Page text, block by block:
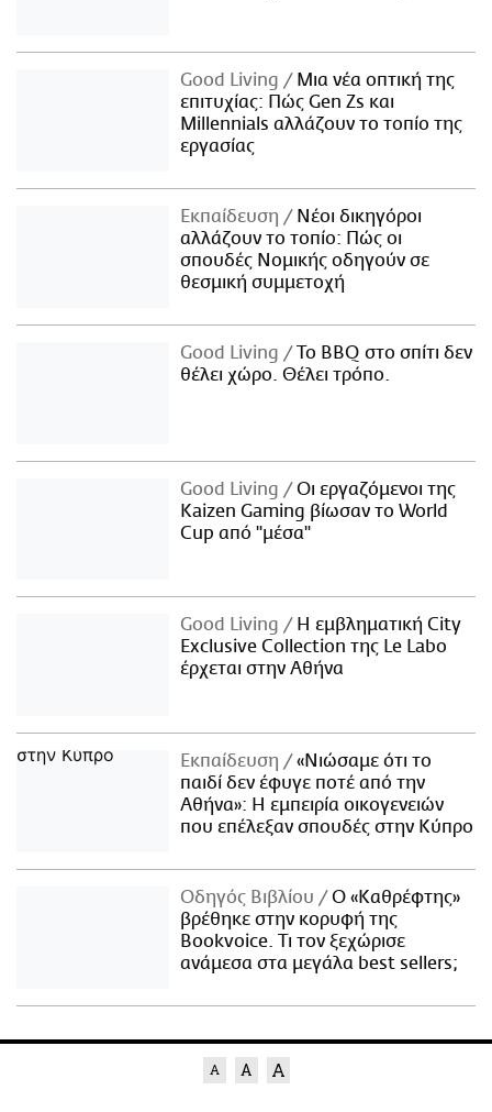
Good Living
Μια νέα οπτική της
επιτυχίας: Πώς Gen Zs και
Millennials αλλάζουν το τοπίο της
εργασίας
Εκπαίδευση
Νέοι δικηγόροι
αλλάζουν το τοπίο: Πώς οι
σπουδές Νομικής οδηγούν σε
θεσμική συμμετοχή
Good Living
Το BBQ στο σπίτι δεν
θέλει χώρο. Θέλει τρόπο.
Good Living
Οι εργαζόμενοι της
Kaizen Gaming βίωσαν το World
Cup από "μέσα"
Good Living
Η εμβληματική City
Exclusive Collection της Le Labo
έρχεται στην Αθήνα
Εκπαίδευση
«Νιώσαμε ότι το
παιδί δεν έφυγε ποτέ από την
Αθήνα»: Η εμπειρία οικογενειών
που επέλεξαν σπουδές στην Κύπρο
Οδηγός Βιβλίου
Ο «Καθρέφτης»
βρέθηκε στην κορυφή της
Bookvoice. Τι τον ξεχώρισε
ανάμεσα στα μεγάλα best sellers;